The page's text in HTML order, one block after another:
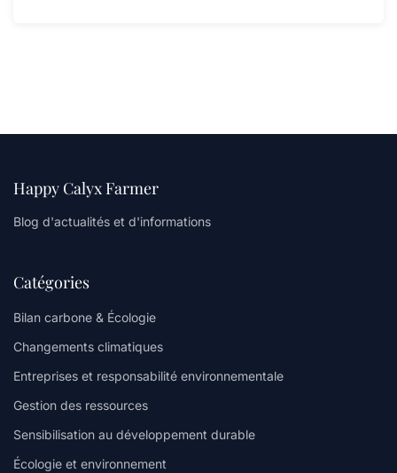
Happy Calyx Farmer
Blog d'actualités et d'informations
Catégories
Bilan carbone & Écologie
Changements climatiques
Entreprises et responsabilité environnementale
Gestion des ressources
Sensibilisation au développement durable
Écologie et environnement